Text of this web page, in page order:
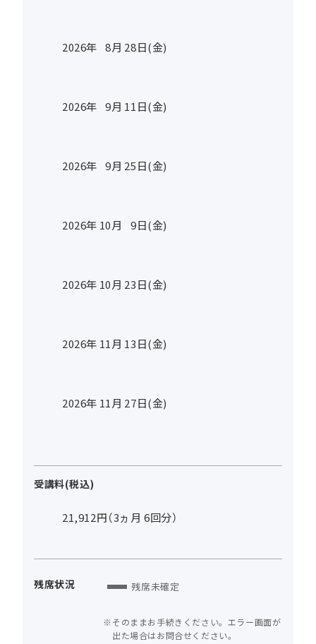
2026年 8月 28日(金)
2026年 9月 11日(金)
2026年 9月 25日(金)
2026年 10月 9日(金)
2026年 10月 23日(金)
2026年 11月 13日(金)
2026年 11月 27日(金)
受講料(税込)
21,912円（3ヵ月 6回分）
残席状況 残席未確定
そのままお手続きください。エラー画面が
出た場合はお問合せください。